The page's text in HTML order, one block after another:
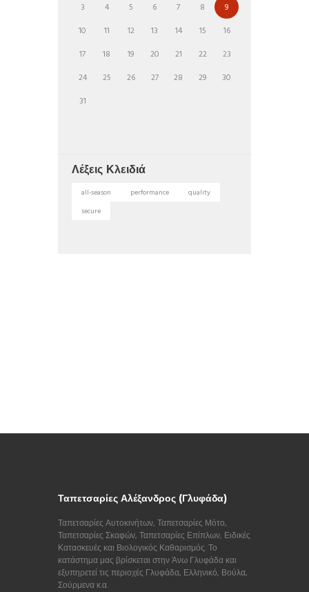
3
4 5 6 7 8
9
10
11 12 13 14 15
16
17
18 19 20 21 22
23
24
25 26 27 28 29
30
31
Λέξεις Κλειδιά
all-season performance
quality
secure
Ταπετσαρίες Αλέξανδρος (Γλυφάδα)
Ταπετσαρίες Αυτοκινήτων, Ταπετσαρίες Μότο,
Ταπετσαρίες Σκαφών, Ταπετσαρίες Επίπλων, Ειδικές
Κατασκευές και Βιολογικός Καθαρισμός. Το
κατάστημα μας βρίσκεται στην Άνω Γλυφάδα και
εξυπηρετεί τις περιοχές Γλυφάδα, Ελληνικό, Βούλα,
Σούρμενα κ.α.